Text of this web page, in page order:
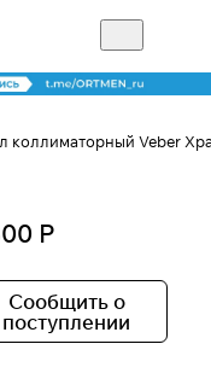
коллиматорный Veber
Р
Сообщить о
поступлении